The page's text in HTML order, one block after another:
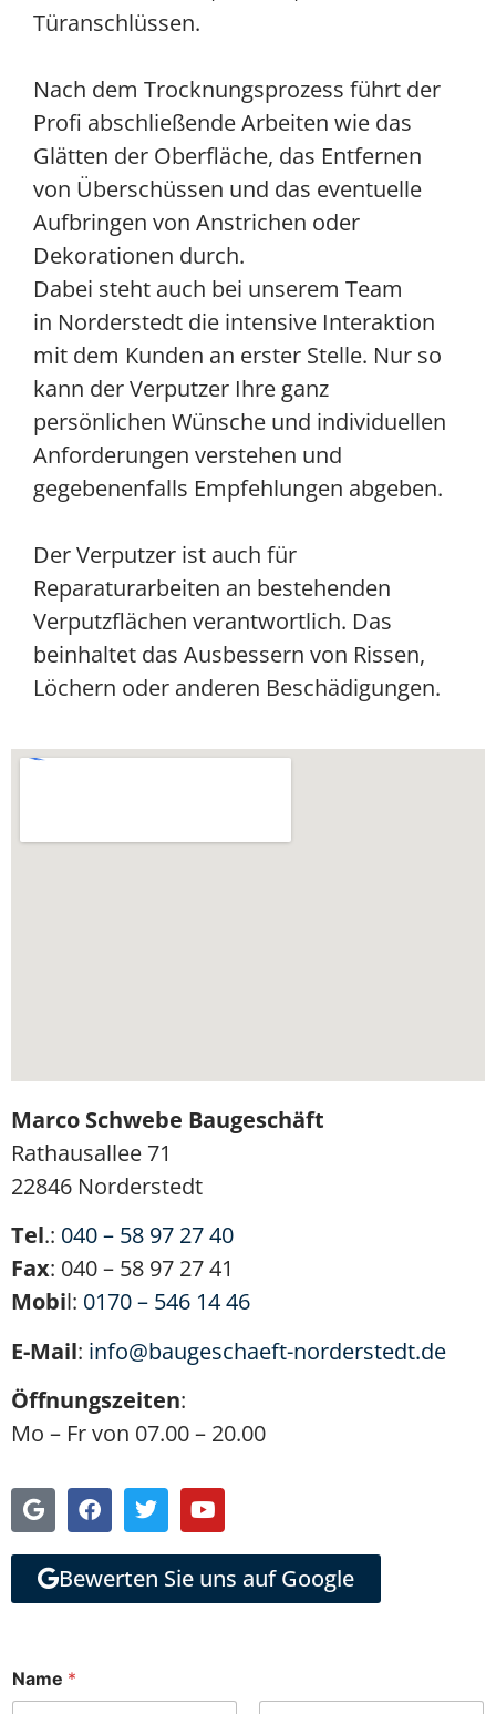
Türanschlüssen.
Nach dem Trocknungsprozess führt der
Profi abschließende Arbeiten wie das
Glätten der Oberfläche, das Entfernen
von Überschüssen und das eventuelle
Aufbringen von Anstrichen oder
Dekorationen durch.
Dabei steht auch bei unserem Team
in Norderstedt die intensive Interaktion
mit dem Kunden an erster Stelle. Nur so
kann der Verputzer Ihre ganz
persönlichen Wünsche und individuellen
Anforderungen verstehen und
gegebenenfalls Empfehlungen abgeben.
Der Verputzer ist auch für
Reparaturarbeiten an bestehenden
Verputzflächen verantwortlich. Das
beinhaltet das Ausbessern von Rissen,
Löchern oder anderen Beschädigungen.
Marco Schwebe Baugeschäft
Rathausallee 71
22846 Norderstedt
Tel.: 040 – 58 97 27 40
Fax: 040 – 58 97 27 41
Mobil: 0170 – 546 14 46
E-Mail: info@baugeschaeft-norderstedt.de
Öffnungszeiten:
Mo – Fr von 07.00 – 20.00
Bewerten Sie uns auf Google
Name *